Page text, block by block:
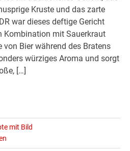
Kruste und das zarte
war dieses deftige Gericht
Kombination mit Sauerkraut
von Bier während des Bratens
würziges Aroma und sorgt
[…]
mit Bild